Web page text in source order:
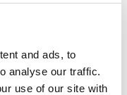
and ads, to
analyse our traffic.
use of our site with